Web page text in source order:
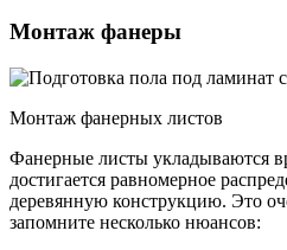
Монтаж фанеры
Монтаж фанерных листов
Фанерные листы укладываются
достигается равномерное
деревянную конструкцию. Это
запомните несколько нюансов: